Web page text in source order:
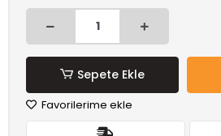
Sepete Ekle
Favorilerime ekle